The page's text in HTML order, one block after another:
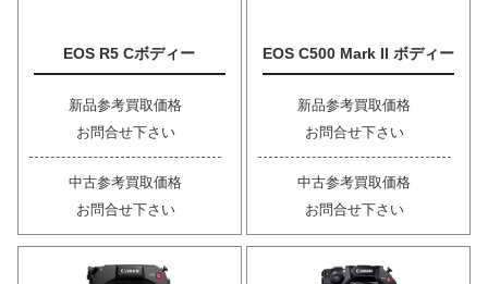
EOS R5 Cボディー
新品参考買取価格
お問合せ下さい
中古参考買取価格
お問合せ下さい
EOS C500 Mark II ボディー
新品参考買取価格
お問合せ下さい
中古参考買取価格
お問合せ下さい